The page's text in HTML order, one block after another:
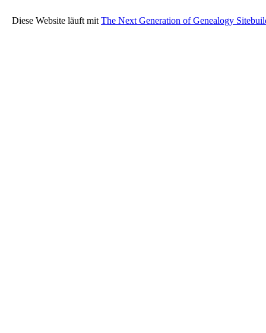
Diese Website läuft mit The Next Generation of Genealogy